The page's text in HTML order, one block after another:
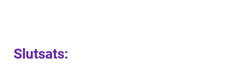
Slutsats: